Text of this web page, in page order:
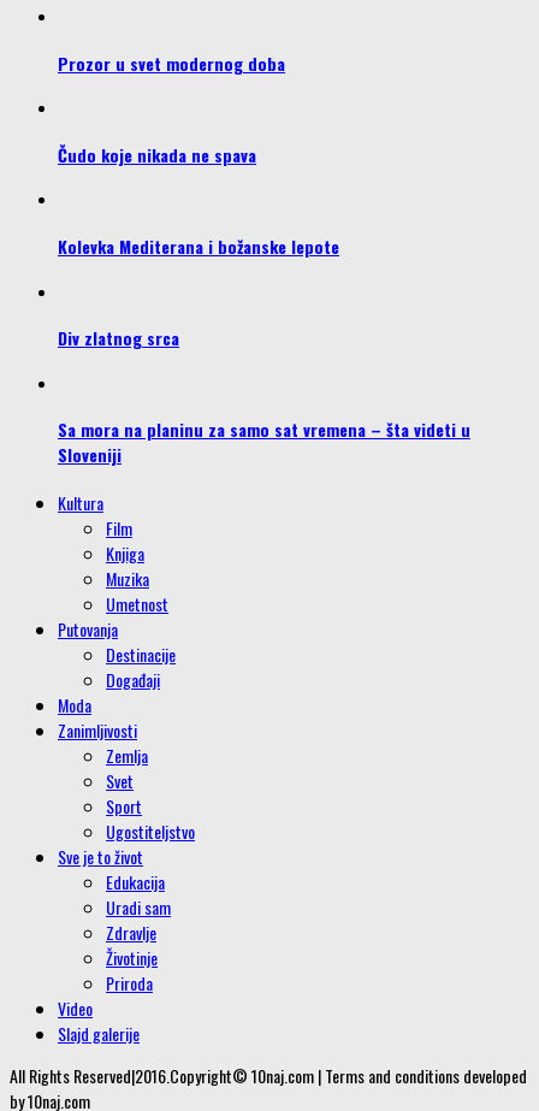
Prozor u svet modernog doba
Čudo koje nikada ne spava
Kolevka Mediterana i božanske lepote
Div zlatnog srca
Sa mora na planinu za samo sat vremena – šta videti u
Sloveniji
Kultura
Film
Knjiga
Muzika
Umetnost
Putovanja
Destinacije
Događaji
Moda
Zanimljivosti
Zemlja
Svet
Sport
Ugostiteljstvo
Sve je to život
Edukacija
Uradi sam
Zdravlje
Životinje
Priroda
Video
Slajd galerije
All Rights Reserved|2016.Copyright© 10naj.com | Terms and conditions developed
by 10naj.com